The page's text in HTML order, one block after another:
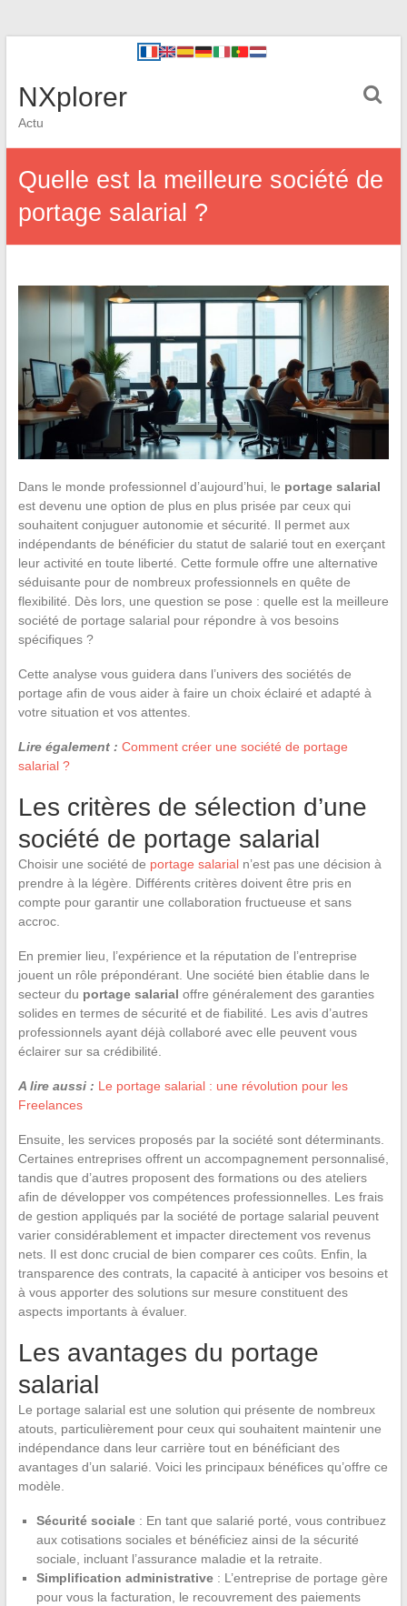
NXplorer
Actu
Quelle est la meilleure société de
portage salarial ?
Dans le monde professionnel d’aujourd’hui, le portage salarial
est devenu une option de plus en plus prisée par ceux qui
souhaitent conjuguer autonomie et sécurité. Il permet aux
indépendants de bénéficier du statut de salarié tout en exerçant
leur activité en toute liberté. Cette formule offre une alternative
séduisante pour de nombreux professionnels en quête de
flexibilité. Dès lors, une question se pose : quelle est la meilleure
société de portage salarial pour répondre à vos besoins
spécifiques ?
Cette analyse vous guidera dans l’univers des sociétés de
portage afin de vous aider à faire un choix éclairé et adapté à
votre situation et vos attentes.
Lire également : Comment créer une société de portage
salarial ?
Les critères de sélection d’une
société de portage salarial
Choisir une société de portage salarialn’est pas une décision à
prendre à la légère. Différents critères doivent être pris en
compte pour garantir une collaboration fructueuse et sans
accroc.
En premier lieu, l’expérience et la réputation de l’entreprise
jouent un rôle prépondérant. Une société bien établie dans le
secteur du portage salarial offre généralement des garanties
solides en termes de sécurité et de fiabilité. Les avis d’autres
professionnels ayant déjà collaboré avec elle peuvent vous
éclairer sur sa crédibilité.
A lire aussi : Le portage salarial : une révolution pour les
Freelances
Ensuite, les services proposés par la société sont déterminants.
Certaines entreprises offrent un accompagnement personnalisé,
tandis que d’autres proposent des formations ou des ateliers
afin de développer vos compétences professionnelles. Les frais
de gestion appliqués par la société de portage salarial peuvent
varier considérablement et impacter directement vos revenus
nets. Il est donc crucial de bien comparer ces coûts. Enfin, la
transparence des contrats, la capacité à anticiper vos besoins et
à vous apporter des solutions sur mesure constituent des
aspects importants à évaluer.
Les avantages du portage
salarial
Le portage salarial est une solution qui présente de nombreux
atouts, particulièrement pour ceux qui souhaitent maintenir une
indépendance dans leur carrière tout en bénéficiant des
avantages d’un salarié. Voici les principaux bénéfices qu’offre ce
modèle.
Sécurité sociale: En tant que salarié porté, vous contribuez
aux cotisations sociales et bénéficiez ainsi de la sécurité
sociale, incluant l’assurance maladie et la retraite.
Simplification administrative: L’entreprise de portage gère
pour vous la facturation, le recouvrement des paiements